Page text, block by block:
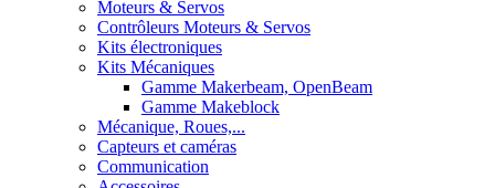
Moteurs & Servos
Contrôleurs Moteurs & Servos
Kits électroniques
Kits Mécaniques
Gamme Makerbeam, OpenBeam
Gamme Makeblock
Mécanique, Roues,...
Capteurs et caméras
Communication